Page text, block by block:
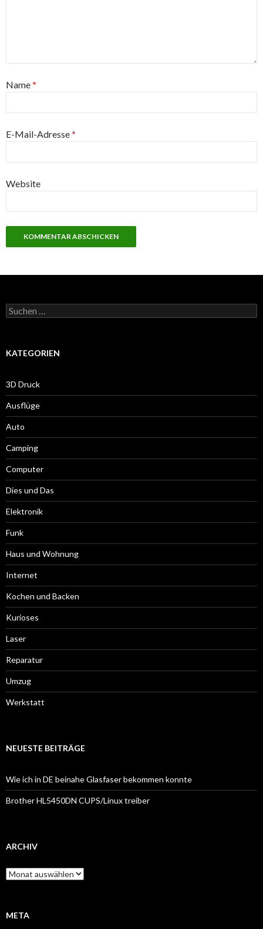
Name*
E-Mail-Adresse*
Website
Suche
nach:
KATEGORIEN
3D Druck
Ausflüge
Auto
Camping
Computer
Dies und Das
Elektronik
Funk
Haus und Wohnung
Internet
Kochen und Backen
Kurioses
Laser
Reparatur
Umzug
Werkstatt
NEUESTE BEITRÄGE
Wie ich in DE beinahe Glasfaser bekommen konnte
Brother HL5450DN CUPS/Linux treiber
ARCHIV
Archiv
META